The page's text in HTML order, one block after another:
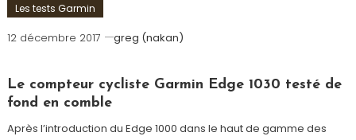
Les tests Garmin
12 décembre 2017 greg (nakan)
Le compteur cycliste Garmin Edge 1030 testé de
fond en comble
Après l’introduction du Edge 1000 dans le haut de gamme des